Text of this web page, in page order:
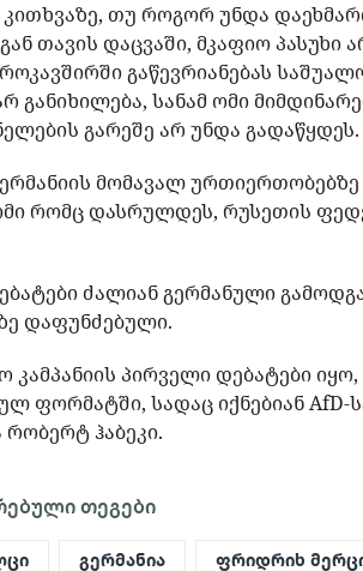
კითხვაზე, თუ როგორ უნდა
თავის დაცვაში, მკაფიო პასუხი
გაწევრიანებას
განიხილება, სანამ ომი
გარეშე არ უნდა გადაწყდეს.
მომავალ
რომც დასრულდეს, რუსეთის
ძალიან გერმანული
დაფუნძებული.
კამპანიის პირველი დებატები
ფორმატში, სადაც იქნებიან AfD-
ჰაბეკი.
თეგები
გერმანია ფრიდრიხ